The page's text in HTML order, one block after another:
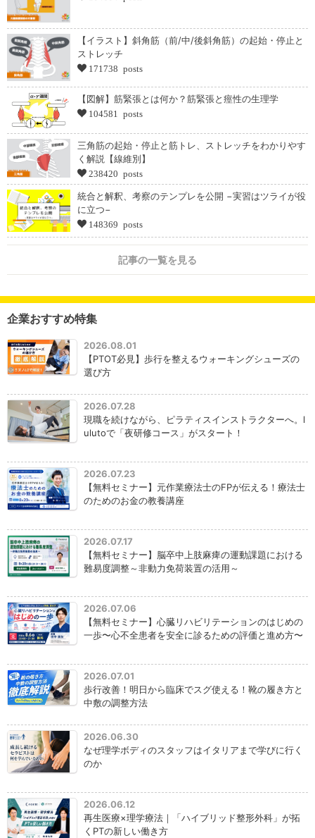
【イラスト】斜角筋（前/中/後斜角筋）の起始・停止と
ストレッチ
171738 posts
【図解】筋緊張とは何か？筋緊張と痙性の生理学
104581 posts
三角筋の起始・停止と筋トレ、ストレッチをわかりやす
く解説【線維別】
238420 posts
統合と解釈、考察のテンプレを公開 −実習はツライが役
に立つ−
148369 posts
記事の一覧を見る
企業おすすめ特集
2026.08.01
【PTOT必見】歩行を整えるウォーキングシューズの
選び方
2026.07.28
現職を続けながら、ピラティスインストラクターへ。l
ulutoで「夜研修コース」がスタート！
2026.07.23
【無料セミナー】元作業療法士のFPが伝える！療法士
のためのお金の教養講座
2026.07.17
【無料セミナー】脳卒中上肢麻痺の運動課題における
難易度調整～非動力免荷装置の活用～
2026.07.06
【無料セミナー】心臓リハビリテーションのはじめの
一歩〜心不全患者を安全に診るための評価と進め方〜
2026.07.01
歩行改善！明日から臨床でスグ使える！靴の履き方と
中敷の調整方法
2026.06.30
なぜ理学ボディのスタッフはイタリアまで学びに行く
のか
2026.06.12
再生医療×理学療法｜「ハイブリッド整形外科」が拓
くPTの新しい働き方